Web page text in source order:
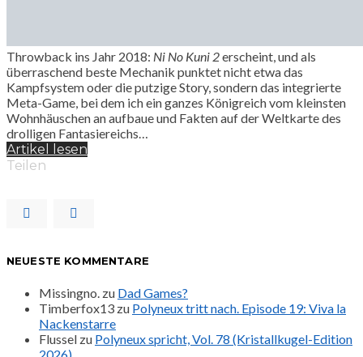
Throwback ins Jahr 2018: Ni No Kuni 2erscheint, und als
überraschend beste Mechanik punktet nicht etwa das
Kampfsystem oder die putzige Story, sondern das integrierte
Meta-Game, bei dem ich ein ganzes Königreich vom kleinsten
Wohnhäuschen an aufbaue und Fakten auf der Weltkarte des
drolligen Fantasiereichs…
Artikel lesen
Teilen
NEUESTE KOMMENTARE
Missingno. zu Dad Games?
Timberfox13 zu Polyneux tritt nach. Episode 19: Viva la
Nackenstarre
Flussel zu Polyneux spricht, Vol. 78 (Kristallkugel-Edition